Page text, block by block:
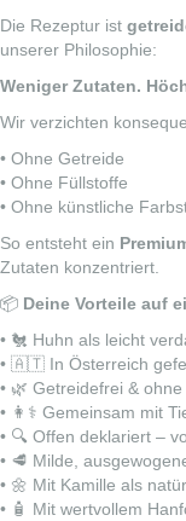
Die Rezeptur ist
unserer Philosophie:
Weniger Zutaten.
Wir verzichten
• Ohne Getreide
• Ohne Füllstoffe
• Ohne künstliche
So entsteht ein
Zutaten konzentriert.
📦 Deine Vorteile auf
• 🐔 Huhn als leicht
• 🇦🇹 In Österreich
• 🌿 Getreidefrei &
• 👩⚕️ Gemeinsam mit
• 🔍 Offen deklariert –
• 🥩 Milde,
• 🌼 Mit Kamille als
• 🧴 Mit wertvollem